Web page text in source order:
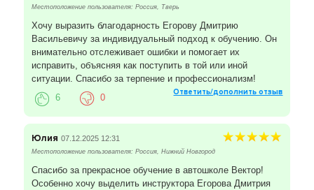
Местоположение пользователя: Россия, Тверь
Хочу выразить благодарность Егорову Дмитрию
Васильевичу за индивидуальный подход к обучению. Он
внимательно отслеживает ошибки и помогает их
исправить, объясняя как поступить в той или иной
ситуации. Спасибо за терпение и профессионализм!
Ответить/дополнить отзыв
6 0
Юлия 07.12.2025 12:31
Местоположение пользователя: Россия, Нижний Новгород
Спасибо за прекрасное обучение в автошколе Вектор!
Особенно хочу выделить инструктора Егорова Дмитрия